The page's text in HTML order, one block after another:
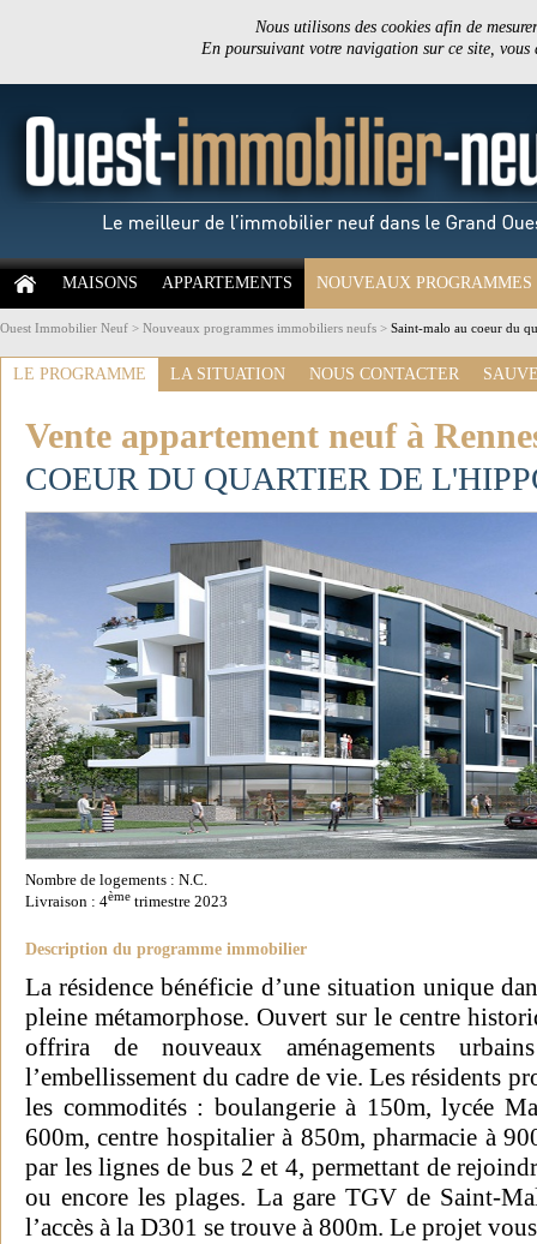
Nous utilisons des cookies afin de
En poursuivant votre navigation sur ce site,
MAISONS APPARTEMENTS NOUVEAUX PROGRAMMES
Ouest Immobilier Neuf > Nouveaux programmes immobiliers neufs > Saint-malo au coeur du
LE PROGRAMME LA SITUATION NOUS CONTACTER
Vente appartement neuf à
COEUR DU QUARTIER DE
Nombre de logements : N.C.
Livraison : 4ème trimestre 2023
Description du programme immobilier
La résidence bénéficie d’une situation unique
pleine métamorphose. Ouvert sur le centre
offrira de nouveaux aménagements
l’embellissement du cadre de vie. Les résidents
les commodités : boulangerie à 150m, lycée
600m, centre hospitalier à 850m, pharmacie à
par les lignes de bus 2 et 4, permettant de
ou encore les plages. La gare TGV de Saint-
l’accès à la D301 se trouve à 800m. Le projet